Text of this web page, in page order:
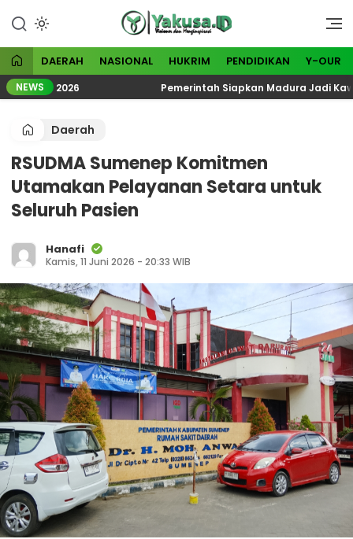
konten
Yakusa
Visioner dan Menginspirasi
DAERAH NASIONAL HUKRIM PENDIDIKAN Y-OUR
NEWS
2026 Pemerintah Siapkan Madura Jadi
Daerah
RSUDMA Sumenep Komitmen
Utamakan Pelayanan Setara untuk
Seluruh Pasien
Hanafi
Kamis, 11 Juni 2026 - 20:33 WIB